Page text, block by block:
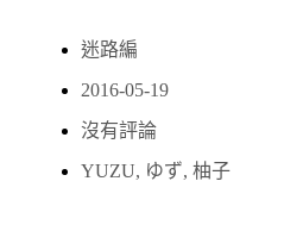
迷路編
2016-05-19
沒有評論
YUZU, ゆず, 柚子